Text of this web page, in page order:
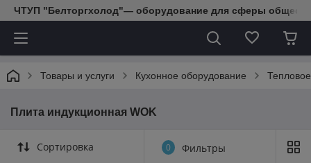
ЧТУП "Белторгхолод"— оборудование для сферы
Товары и услуги Кухонное оборудование
Плита индукционная WOK
Сортировка 0 Фильтры